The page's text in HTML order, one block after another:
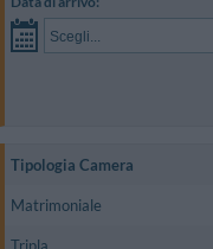
Scegli...
Tipologia Camera
Matrimoniale